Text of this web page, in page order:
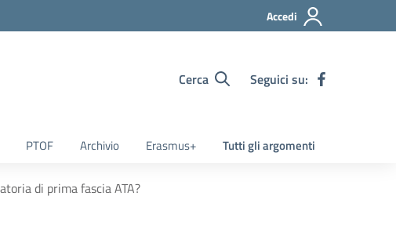
Accedi
Cerca Seguici su:
PTOF Archivio Erasmus+ Tutti gli argomenti
di prima fascia ATA?